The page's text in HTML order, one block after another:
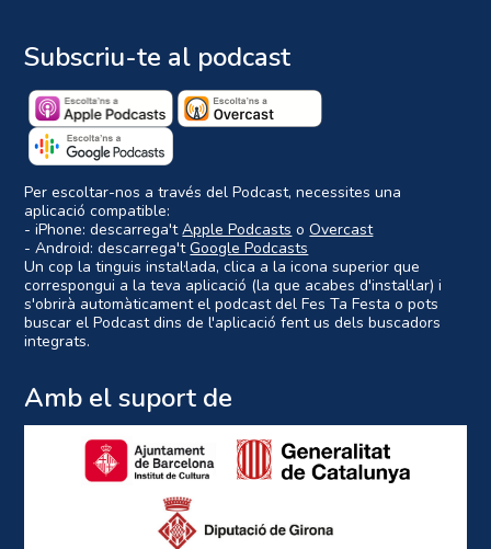
Subscriu-te al podcast
Per escoltar-nos a través del Podcast, necessites una
aplicació compatible:
- iPhone: descarrega'tApple Podcasts oOvercast
- Android: descarrega'tGoogle Podcasts
Un cop la tinguis instal·lada, clica a la icona superior que
correspongui a la teva aplicació (la que acabes d'instal·lar) i
s'obrirà automàticament el podcast del Fes Ta Festa o pots
buscar el Podcast dins de l'aplicació fent us dels buscadors
integrats.
Amb el suport de